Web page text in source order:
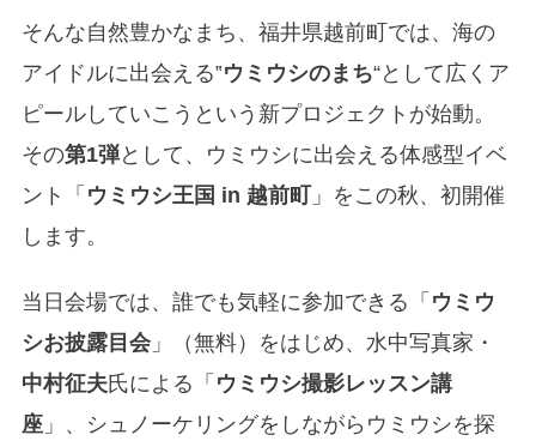
そんな自然豊かなまち、福井県越前町では、海の
アイドルに出会える‟ウミウシのまち“として広くア
ピールしていこうという新プロジェクトが始動。
その第1弾として、ウミウシに出会える体感型イベ
ント「 ウミウシ王国 in 越前町
」をこの秋、初開催
します。
当日会場では、誰でも気軽に参加できる「 ウミウ
シお披露目会」（無料）をはじめ、水中写真家・
中村征夫氏による「 ウミウシ撮影レッスン講
座」、シュノーケリングをしながらウミウシを探